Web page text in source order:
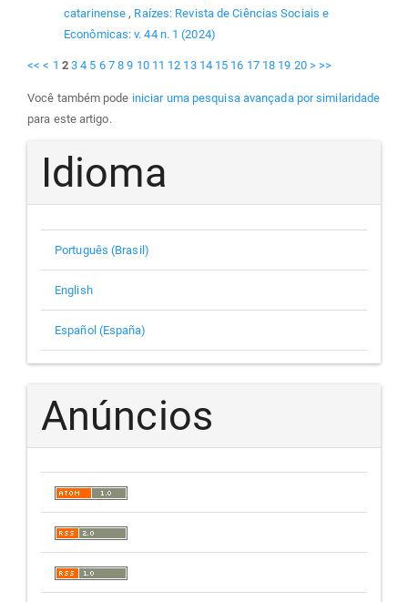
catarinense , Raízes: Revista de Ciências Sociais e
Econômicas: v. 44 n. 1 (2024)
<< < 1 2 3 4 5 6 7 8 9 10 11 12 13 14 15 16 17 18 19 20 > >>
Você também pode iniciar uma pesquisa avançada por similaridade
para este artigo.
Idioma
Português (Brasil)
English
Español (España)
Anúncios